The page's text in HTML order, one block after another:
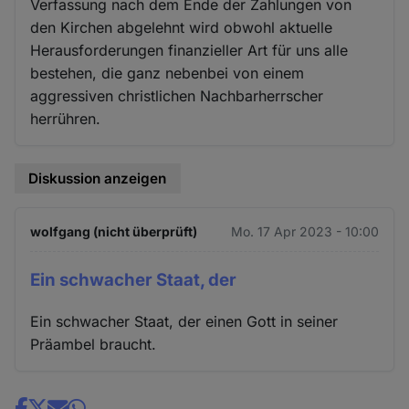
Verfassung nach dem Ende der Zahlungen von
den Kirchen abgelehnt wird obwohl aktuelle
Herausforderungen finanzieller Art für uns alle
bestehen, die ganz nebenbei von einem
aggressiven christlichen Nachbarherrscher
herrühren.
Diskussion anzeigen
wolfgang (nicht überprüft) Mo. 17 Apr 2023 - 10:00
Ein schwacher Staat, der
Ein schwacher Staat, der einen Gott in seiner
Präambel braucht.